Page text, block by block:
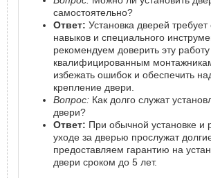
самостоятельно?
Ответ: Установка дверей
навыков и специального
рекомендуем доверить эту работу
квалифицированным
избежать ошибок и обеспечить
крепление двери.
Вопрос: Как долго служат
двери?
Ответ: При обычной установке и
уходе за дверью прослужат
предоставляем гарантию на
двери сроком до 5 лет.